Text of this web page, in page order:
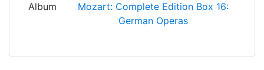
Album
Mozart: Complete Edition Box 16:
German Operas